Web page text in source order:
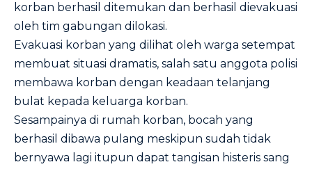
korban berhasil ditemukan dan berhasil dievakuasi
oleh tim gabungan dilokasi.
Evakuasi korban yang dilihat oleh warga setempat
membuat situasi dramatis, salah satu anggota polisi
membawa korban dengan keadaan telanjang
bulat kepada keluarga korban.
Sesampainya di rumah korban, bocah yang
berhasil dibawa pulang meskipun sudah tidak
bernyawa lagi itupun dapat tangisan histeris sang